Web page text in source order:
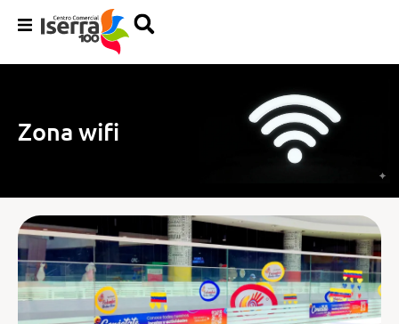
Nuestras Marcas
Calendario eventos propuesta
Nosotros
Contacto propuesta
Zona wifi